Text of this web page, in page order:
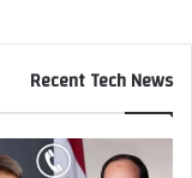
Recent Tech News